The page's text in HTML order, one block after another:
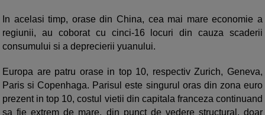
In acelasi timp, orase din China, cea mai mare economie a
regiunii, au coborat cu cinci-16 locuri din cauza scaderii
consumului si a deprecierii yuanului.
Europa are patru orase in top 10, respectiv Zurich, Geneva,
Paris si Copenhaga. Parisul este singurul oras din zona euro
prezent in top 10, costul vietii din capitala franceza continuand
sa fie extrem de mare, din punct de vedere structural, doar